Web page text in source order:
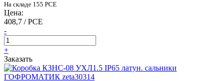
На складе 155 PCE
Цена:
408,7 / PCE
-
+
Заказать